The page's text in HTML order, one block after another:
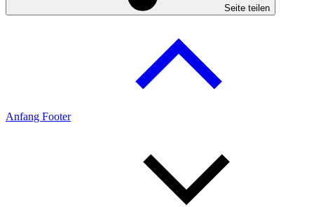
Seite teilen
Anfang Footer